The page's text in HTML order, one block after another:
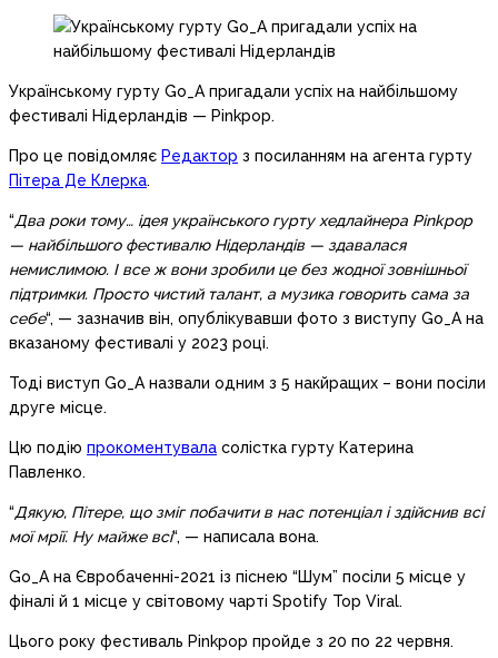
Українському гурту Go_A пригадали успіх на найбільшому
фестивалі Нідерландів — Pinkpop.
Про це повідомляє Редактор з посиланням на агента гурту
Пітера Де Клерка.
“Два роки тому… ідея українського гурту хедлайнера Pinkpop
— найбільшого фестивалю Нідерландів — здавалася
немислимою. І все ж вони зробили це без жодної зовнішньої
підтримки. Просто чистий талант, а музика говорить сама за
себе“, — зазначив він, опублікувавши фото з виступу Go_A на
вказаному фестивалі у 2023 році.
Тоді виступ Go_A назвали одним з 5 накйращих – вони посіли
друге місце.
Цю подію прокоментувала солістка гурту Катерина
Павленко.
“Дякую, Пітере, що зміг побачити в нас потенціал і здійснив всі
мої мрії. Ну майже всі“, — написала вона.
Go_A на Євробаченні-2021 із піснею “Шум” посіли 5 місце у
фіналі й 1 місце у світовому чарті Spotify Top Viral.
Цього року фестиваль Pinkpop пройде з 20 по 22 червня.